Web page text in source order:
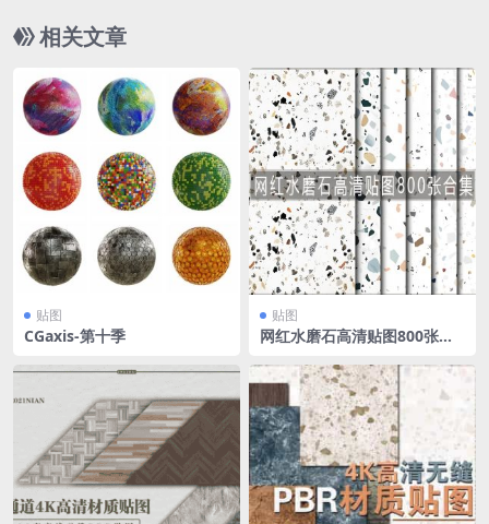
相关文章
贴图
CGaxis-第十季
贴图
网红水磨石高清贴图800张合